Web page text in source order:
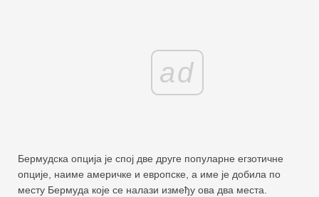
ad
Бермудска опција је спој две друге популарне егзотичне
опције, наиме америчке и европске, а име је добила по
месту Бермуда које се налази између ова два места.